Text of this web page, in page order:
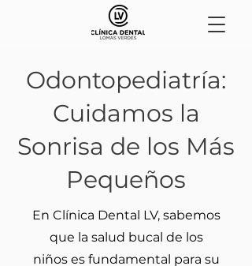
Odontopediatría:
Cuidamos la
Sonrisa de los Más
Pequeños
En Clínica Dental LV, sabemos
que la salud bucal de los
niños es fundamental para su